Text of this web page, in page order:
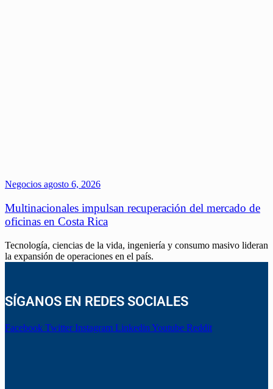
Negocios agosto 6, 2026
Multinacionales impulsan recuperación del mercado de
oficinas en Costa Rica
Tecnología, ciencias de la vida, ingeniería y consumo masivo lideran
la expansión de operaciones en el país.
SÍGANOS EN REDES SOCIALES
Facebook Twitter Instagram Linkedin Youtube Reddit